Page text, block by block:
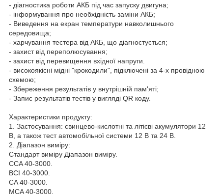
- діагностика роботи АКБ під час запуску двигуна;
- інформування про необхідність заміни АКБ;
- Виведення на екран температури навколишнього
середовища;
- харчування тестера від АКБ, що діагностується;
- захист від переполюсування;
- захист від перевищення вхідної напруги.
- високоякісні мідні "крокодили", підключені за 4-х провідною
схемою;
- Збереження результатів у внутрішній пам'яті;
- Запис результатів тестів у вигляді QR коду.
Характеристики продукту:
1. Застосування: свинцево-кислотні та літієві акумулятори 12
В, а також тест автомобільної системи 12 В та 24 В.
2. Діапазон виміру:
Стандарт виміру Діапазон виміру.
CCA 40-3000.
BCI 40-3000.
CA 40-3000.
MCA 40-3000.